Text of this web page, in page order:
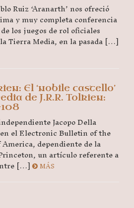
Ruiz ‘Aranarth’ nos ofreció
y muy completa conferencia
los juegos de rol oficiales
Tierra Media, en la pasada […]
El ‘nobile castello’
de J.R.R. Tolkien:
Jacopo Della
el Electronic Bulletin of the
dependiente de la
un artículo referente a
[…] MÁS